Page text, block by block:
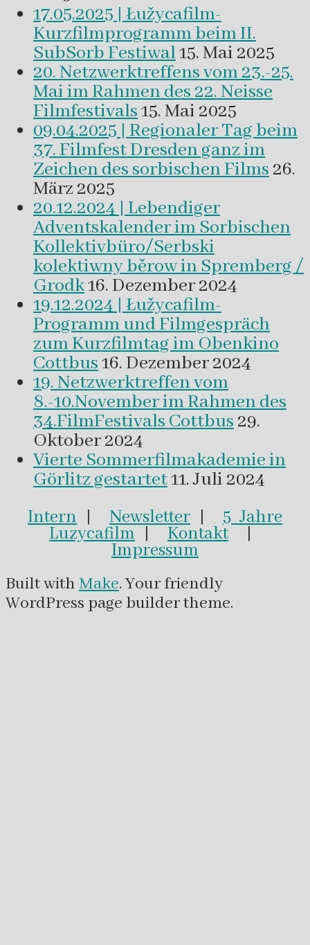
17.05.2025 | Łužycafilm-
Kurzfilmprogramm beim II.
SubSorb Festiwal15. Mai 2025
20. Netzwerktreffens vom 23.-25.
Mai im Rahmen des 22. Neisse
Filmfestivals15. Mai 2025
09.04.2025 | Regionaler Tag beim
37. Filmfest Dresden ganz im
Zeichen des sorbischen Films 26.
März 2025
20.12.2024 | Lebendiger
Adventskalender im Sorbischen
Kollektivbüro/Serbski
kolektiwny běrow in Spremberg /
Grodk16. Dezember 2024
19.12.2024 | Łužycafilm-
Programm und Filmgespräch
zum Kurzfilmtag im Obenkino
Cottbus16. Dezember 2024
19. Netzwerktreffen vom
8.-10.November im Rahmen des
34.FilmFestivals Cottbus 29.
Oktober 2024
Vierte Sommerfilmakademie in
Görlitz gestartet11. Juli 2024
Intern Newsletter 5 Jahre
Luzycafilm Kontakt|
Impressum
Built with Make. Your friendly
WordPress page builder theme.